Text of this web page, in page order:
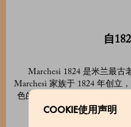
COOKIE使用声明
自
Marchesi 1824 是米兰最古
Marchesi 家族于 1824 年创立
色的手工制作品以及对米兰
的手工制